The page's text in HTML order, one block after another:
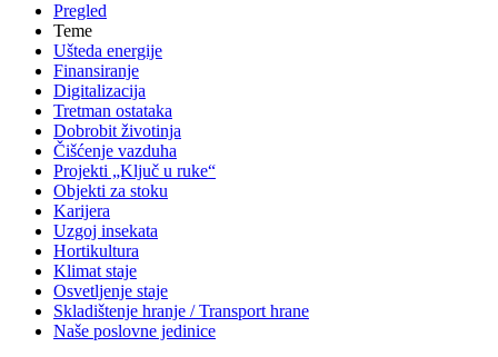
Pregled
Teme
Ušteda energije
Finansiranje
Digitalizacija
Tretman ostataka
Dobrobit životinja
Čišćenje vazduha
Projekti „Ključ u ruke“
Objekti za stoku
Karijera
Uzgoj insekata
Hortikultura
Klimat staje
Osvetljenje staje
Skladištenje hranje / Transport hrane
Naše poslovne jedinice